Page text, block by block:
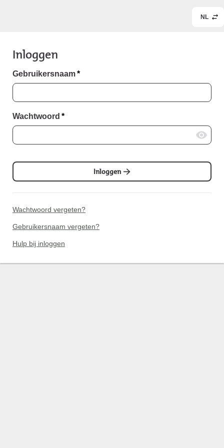
NL
Inloggen
Gebruikersnaam*
Wachtwoord *
Inloggen
Wachtwoord vergeten?
Gebruikersnaam vergeten?
Hulp bij inloggen